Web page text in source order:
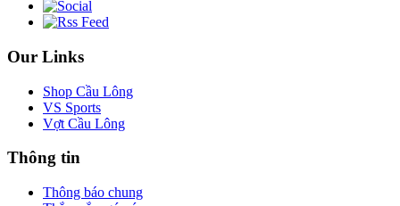
Our Links
Shop Cầu Lông
VS Sports
Vợt Cầu Lông
Thông tin
Thông báo chung